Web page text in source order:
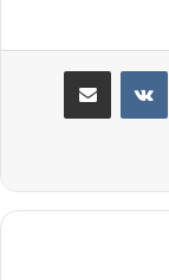
مشاركة عبر البريد